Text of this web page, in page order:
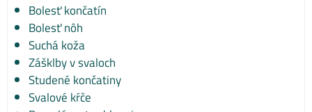
Bolesť končatín
Bolesť nôh
Suchá koža
Zášklby v svaloch
Studené končatiny
Svalové kŕče